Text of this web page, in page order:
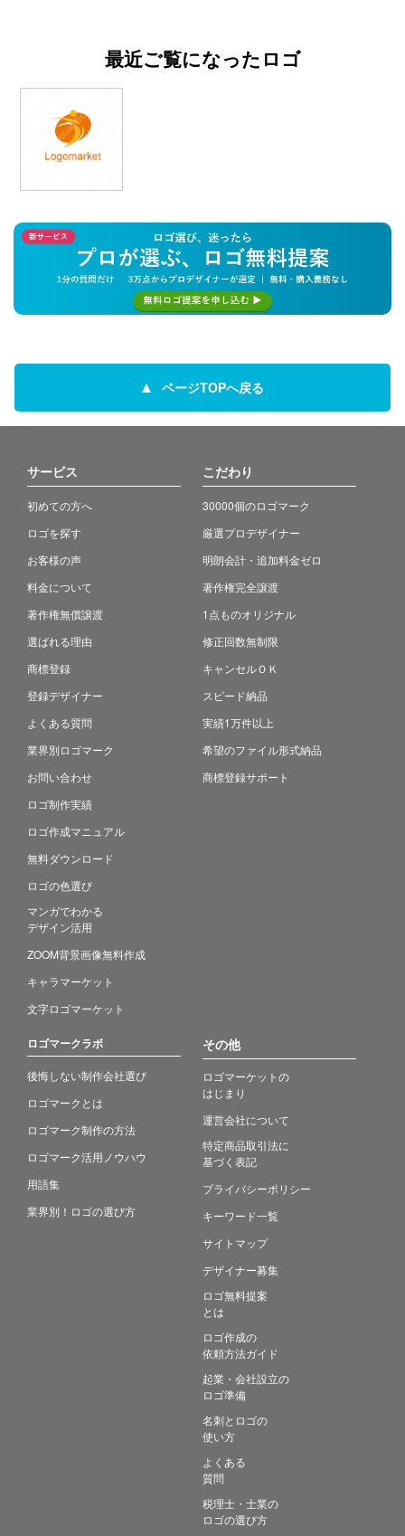
最近ご覧になったロゴ
ページTOPへ戻る
サービス
初めての方へ
ロゴを探す
お客様の声
料金について
著作権無償譲渡
選ばれる理由
商標登録
登録デザイナー
よくある質問
業界別ロゴマーク
お問い合わせ
ロゴ制作実績
ロゴ作成マニュアル
無料ダウンロード
ロゴの色選び
マンガでわかる
デザイン活用
ZOOM背景画像無料作成
キャラマーケット
文字ロゴマーケット
こだわり
30000個のロゴマーク
厳選プロデザイナー
明朗会計・追加料金ゼロ
著作権完全譲渡
1点ものオリジナル
修正回数無制限
キャンセルＯＫ
スピード納品
実績1万件以上
希望のファイル形式納品
商標登録サポート
ロゴマークラボ
後悔しない制作会社選び
ロゴマークとは
ロゴマーク制作の方法
ロゴマーク活用ノウハウ
用語集
業界別！ロゴの選び方
その他
ロゴマーケットの
はじまり
運営会社について
特定商品取引法に
基づく表記
プライバシーポリシー
キーワード一覧
サイトマップ
デザイナー募集
ロゴ無料提案
とは
ロゴ作成の
依頼方法ガイド
起業・会社設立の
ロゴ準備
名刺とロゴの
使い方
よくある
質問
税理士・士業の
ロゴの選び方